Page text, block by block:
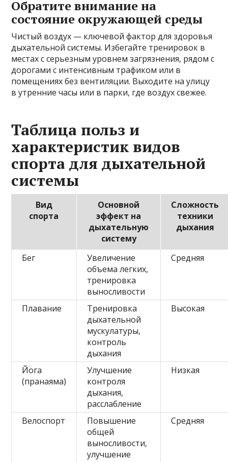
Обратите внимание на
состояние окружающей среды
Чистый воздух — ключевой фактор для здоровья
дыхательной системы. Избегайте тренировок в
местах с серьезным уровнем загрязнения, рядом с
дорогами с интенсивным трафиком или в
помещениях без вентиляции. Выходите на улицу
в утренние часы или в парки, где воздух свежее.
Таблица польз и
характеристик видов
спорта для дыхательной
системы
Вид
спорта
Основной
эффект на
дыхательную
систему
Сложность
техники
дыхания
Бег
Увеличение
объема легких,
тренировка
выносливости
Средняя
Плавание
Тренировка
дыхательной
мускулатуры,
контроль
дыхания
Высокая
Йога
(пранаяма)
Улучшение
контроля
дыхания,
расслабление
Низкая
Велоспорт
Повышение
общей
выносливости,
улучшение
Средняя